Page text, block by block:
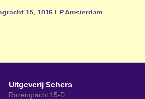
15, 1016 LP Amsterdam
Uitgeverij Schors
Rozengracht 15-D